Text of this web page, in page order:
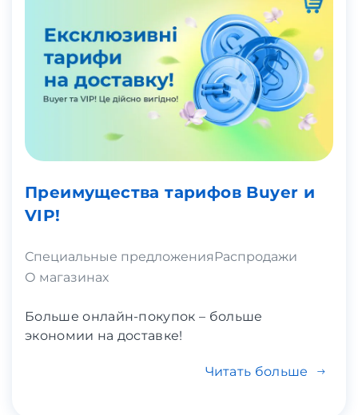
Преимущества тарифов Buyer и
VIP!
Специальные предложения Распродажи
О магазинах
Больше онлайн-покупок – больше
экономии на доставке!
Читать больше